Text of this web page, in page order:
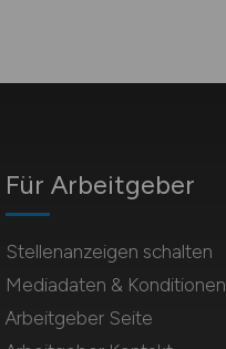
Für Arbeitgeber
Stellenanzeigen schalten
Mediadaten & Konditionen
Arbeitgeber Seite